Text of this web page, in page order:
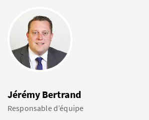
Jérémy Bertrand
Responsable d’équipe